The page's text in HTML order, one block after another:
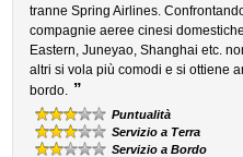
tranne Spring Airlines.
compagnie aeree cinesi
Eastern, Juneyao, Shanghai etc.
altri si vola più comodi e si ottiene
bordo. ”
Puntualità
Servizio a Terra
Servizio a Bordo